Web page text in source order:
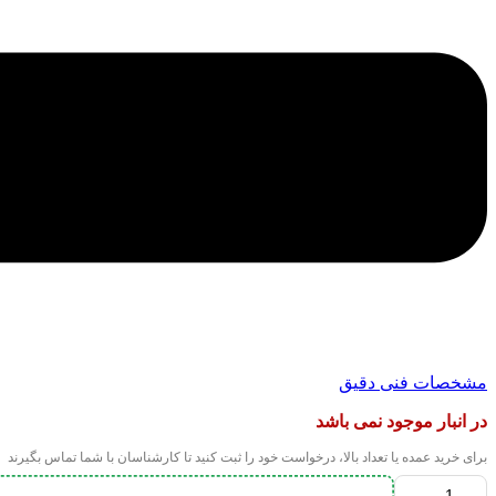
مشخصات فنی دقیق
در انبار موجود نمی باشد
برای خرید عمده یا تعداد بالا، درخواست خود را ثبت کنید تا کارشناسان با شما تماس بگیرند